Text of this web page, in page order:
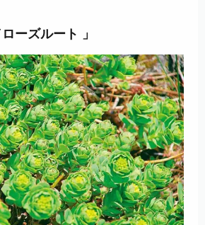
ーズルート 」